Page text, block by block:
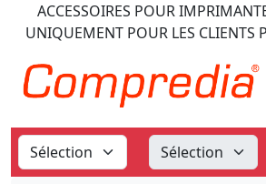
ACCESSOIRES POUR
UNIQUEMENT POUR LES CLIENTS